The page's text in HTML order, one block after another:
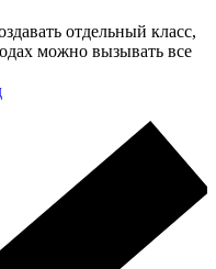
отдельный класс,
можно вызывать все